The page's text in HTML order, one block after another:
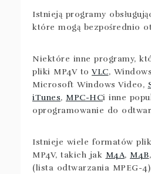
Istnieją programy
które mogą bezpośrednio
Niektóre inne programy,
pliki MP4V toVLC,
Microsoft Windows Video,
iTunes, MPC-HCi inne
oprogramowanie do
Istnieje wiele formatów
MP4V, takich jak M4A, M4B
(lista odtwarzania MPEG-